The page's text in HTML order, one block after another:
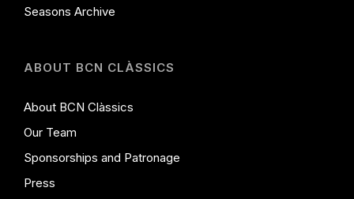
Seasons Archive
ABOUT BCN CLÀSSICS
About BCN Clàssics
Our Team
Sponsorships and Patronage
Press